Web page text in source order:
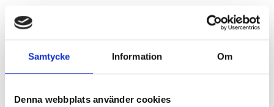
Samtycke Information Om
Denna webbplats använder cookies